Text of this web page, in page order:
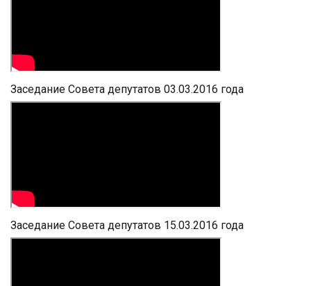
Заседание Совета депутатов 03.03.2016 года
Заседание Совета депутатов 15.03.2016 года